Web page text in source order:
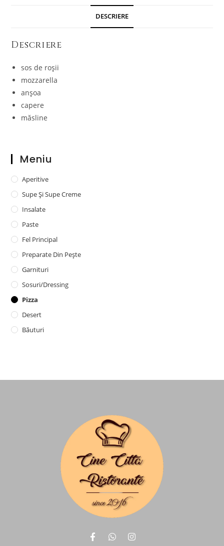
DESCRIERE
Descriere
sos de roșii
mozzarella
anșoa
capere
măsline
Meniu
Aperitive
Supe Și Supe Creme
Insalate
Paste
Fel Principal
Preparate Din Pește
Garnituri
Sosuri/dressing
Pizza
Desert
Băuturi